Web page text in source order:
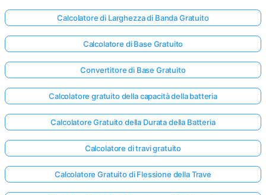
la Tua
Prima
Calcolatore di Larghezza di Banda Gratuito
Calcolatore di Base Gratuito
Convertitore di Base Gratuito
Calcolatore gratuito della capacità della batteria
Calcolatore Gratuito della Durata della Batteria
Calcolatore di travi gratuito
Calcolatore Gratuito di Flessione della Trave